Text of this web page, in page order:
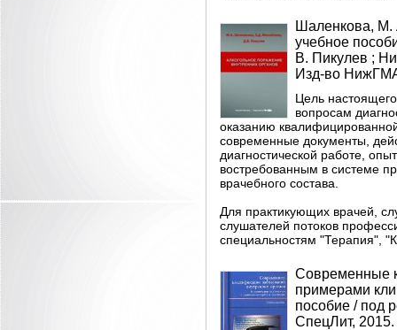
Шаленкова, М.
учебное
В. Пикулев ;
Изд-во
Цель
вопросам
оказанию
современные документы,
диагностической работе,
востребованным в системе
врачебного состава.
Для практикующих врачей,
слушателей потоков
специальностям "Терапия",
Современные
примерами
пособие / под
СпецЛит, 2015.